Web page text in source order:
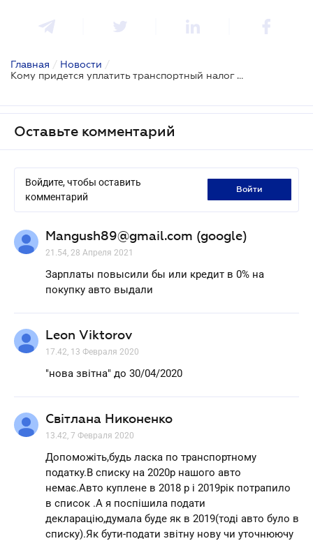
Главная / Новости /
Кому придется уплатить транспортный налог в 2020 году
Оставьте комментарий
Войдите, чтобы оставить
комментарий
войти
Mangush89@gmail.com (google)
21.54, 28 Апреля 2021
Зарплаты повысили бы или кредит в 0% на
покупку авто выдали
Leon Viktorov
17.42, 13 Февраля 2020
"нова звітна" до 30/04/2020
Світлана Никоненко
13.42, 7 Февраля 2020
Допоможіть,будь ласка по транспортному
податку.В списку на 2020р нашого авто
немає.Авто куплене в 2018 р і 2019рік потрапило
в список .А я поспішила подати
декларацію,думала буде як в 2019(тоді авто було в
списку).Як бути-подати звітну нову чи уточнюючу